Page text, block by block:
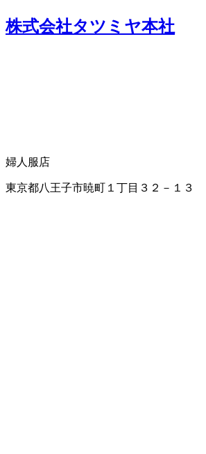
株式会社タツミヤ本社
婦人服店
東京都八王子市暁町１丁目３２－１３